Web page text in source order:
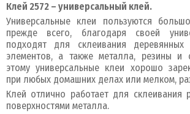
Клей 2572 – универсальный клей.
Универсальные клеи пользуются
прежде всего, благодаря своей
подходят для склеивания деревянных
элементов, а также металла, резины и
этому универсальные клеи хорошо
при любых домашних делах или мелком,
Клей отлично работает для склеивания
поверхностями металла.